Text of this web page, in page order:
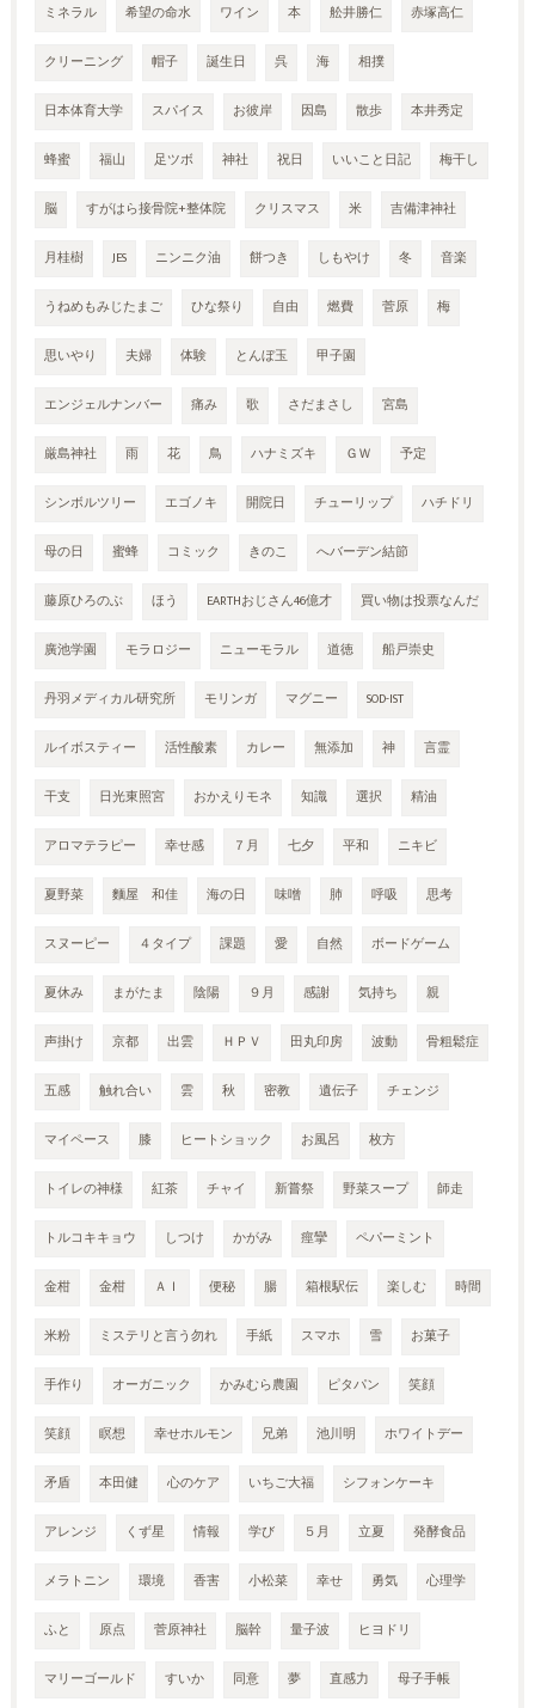
ミネラル 希望の命水 ワイン 本 舩井勝仁 赤塚高仁
クリーニング 帽子 誕生日 呉 海 相撲
日本体育大学 スパイス お彼岸 因島 散歩 本井秀定
蜂蜜 福山 足ツボ 神社 祝日 いいこと日記 梅干し
脳 すがはら接骨院+整体院 クリスマス 米 吉備津神社
月桂樹 JES ニンニク油 餅つき しもやけ 冬 音楽
うねめもみじたまご ひな祭り 自由 燃費 菅原 梅
思いやり 夫婦 体験 とんぼ玉 甲子園
エンジェルナンバー 痛み 歌 さだまさし 宮島
厳島神社 雨 花 鳥 ハナミズキ ＧＷ 予定
シンボルツリー エゴノキ 開院日 チューリップ ハチドリ
母の日 蜜蜂 コミック きのこ へバーデン結節
藤原ひろのぶ ほう EARTHおじさん46億才 買い物は投票なんだ
廣池学園 モラロジー ニューモラル 道徳 船戸崇史
丹羽メディカル研究所 モリンガ マグニー SOD-IST
ルイボスティー 活性酸素 カレー 無添加 神 言霊
干支 日光東照宮 おかえりモネ 知識 選択 精油
アロマテラピー 幸せ感 ７月 七夕 平和 ニキビ
夏野菜 麵屋 和佳 海の日 味噌 肺 呼吸 思考
スヌーピー ４タイプ 課題 愛 自然 ボードゲーム
夏休み まがたま 陰陽 ９月 感謝 気持ち 親
声掛け 京都 出雲 ＨＰＶ 田丸印房 波動 骨粗鬆症
五感 触れ合い 雲 秋 密教 遺伝子 チェンジ
マイペース 膝 ヒートショック お風呂 枚方
トイレの神様 紅茶 チャイ 新嘗祭 野菜スープ 師走
トルコキキョウ しつけ かがみ 痙攣 ペパーミント
金柑 金柑 ＡＩ 便秘 腸 箱根駅伝 楽しむ 時間
米粉 ミステリと言う勿れ 手紙 スマホ 雪 お菓子
手作り オーガニック かみむら農園 ピタパン 笑顔
笑顔 瞑想 幸せホルモン 兄弟 池川明 ホワイトデー
矛盾 本田健 心のケア いちご大福 シフォンケーキ
アレンジ くず星 情報 学び ５月 立夏 発酵食品
メラトニン 環境 香害 小松菜 幸せ 勇気 心理学
ふと 原点 菅原神社 脳幹 量子波 ヒヨドリ
マリーゴールド すいか 同意 夢 直感力 母子手帳